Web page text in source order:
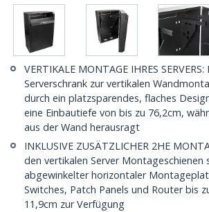
VERTIKALE MONTAGE IHRES
Serverschrank zur vertikalen
durch ein platzsparendes, flaches
eine Einbautiefe von bis zu 76,2cm,
aus der Wand herausragt
INKLUSIVE ZUSÄTZLICHER 2HE
den vertikalen Server Montageschienen
abgewinkelter horizontaler
Switches, Patch Panels und Router bis
11,9cm zur Verfügung